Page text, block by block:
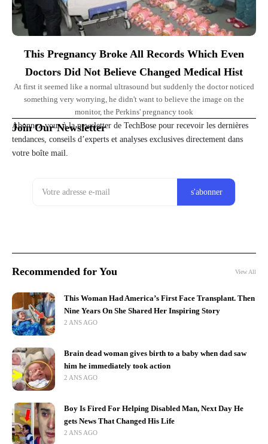
This Pregnancy Broke All Records Which Even
Doctors Did Not Believe Changed Medical Hist
At first it seemed like a normal ultrasound but suddenly the doctor noticed
something very worrying, he didn't want to believe the image on the
monitor, the Perkins' pregnancy took
Join Our Newsletter
Abonnez-vous à la newsletter de TechBose pour recevoir les dernières
tendances, conseils d’experts et analyses exclusives directement dans
votre boîte mail.
Recommended for You View All
This Woman Had America’s First Face Transplant. Then
Nine Years On She Shared Her Inspiring Story
2 ANS AGO
Brain dead woman gives birth to a baby when dad saw
him he immediately took action
2 ANS AGO
Boy Is Fired For Helping Disabled Man, Next Day He
gets News That Changed His Life
2 ANS AGO